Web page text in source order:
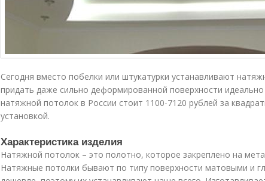
Сегодня вместо побелки или штукатурки устанавливают
придать даже сильно деформированной поверхности
натяжной потолок в России стоит 1100-7120 рублей за
установкой.
Характеристика изделия
Натяжной потолок – это полотно, которое закреплено на
Натяжные потолки бывают по типу поверхности матовыми и